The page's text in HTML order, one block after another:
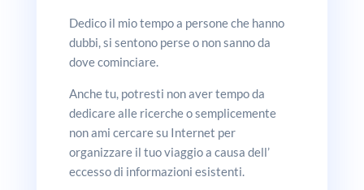
Dedico il mio tempo a persone che hanno
dubbi, si sentono perse o non sanno da
dove cominciare.
Anche tu, potresti non aver tempo da
dedicare alle ricerche o semplicemente
non ami cercare su Internet per
organizzare il tuo viaggio a causa dell’
eccesso di informazioni esistenti.